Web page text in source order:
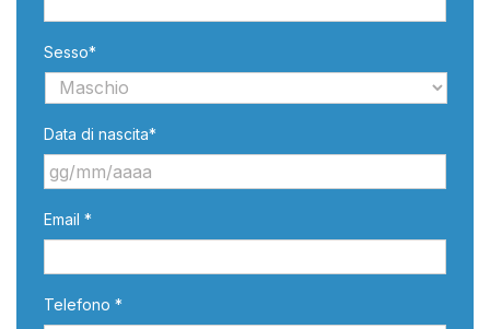
Sesso*
Data di nascita*
slash
MM
slash
AAAA
Email *
Telefono *